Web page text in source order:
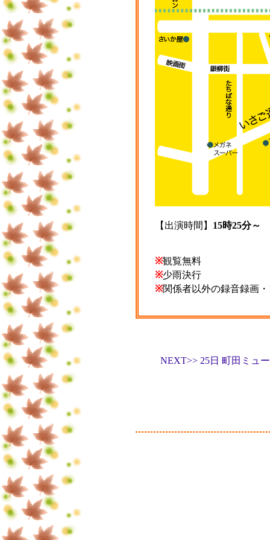
【出演時間】 15時25分～
※観覧無料
※少雨決行
※関係者以外の録音録画
NEXT>> 25日 町田ミュ